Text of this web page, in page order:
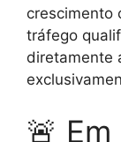
crescimento
tráfego
diretamente
🚨